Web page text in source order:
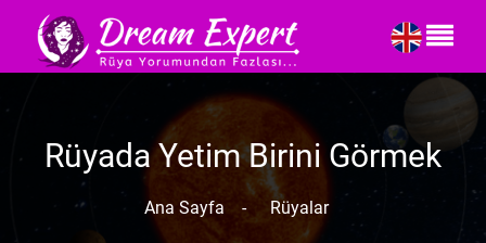
Rüyada Yetim Birini Görmek
Ana Sayfa - Rüyalar